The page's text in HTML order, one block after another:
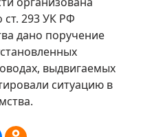
ст. 293 УК РФ
дано поручение
выдвигаемых
ситуацию в